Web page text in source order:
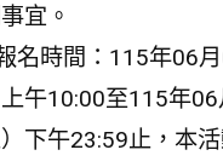
宜。
名時間：115年06
午10:00至115年
下午23:59止，本